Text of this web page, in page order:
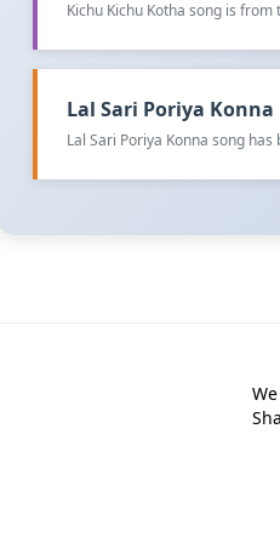
Kichu Kichu Kotha song is
Lal Sari Poriya Konna
Lal Sari Poriya Konna song